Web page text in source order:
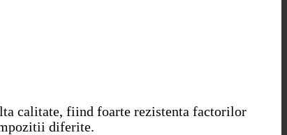
calitate, fiind foarte rezistenta factorilor
diferite.